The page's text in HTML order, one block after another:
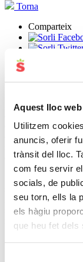
Aquest lloc
Utilitzem
anuncis, oferir
trànsit del lloc.
com feu servir
socials, de
seu torn, ells la
els hàgiu
que heu fet dels
Torna
Comparteix
Pastís de pasta
Dilluns passat vam
avui et porten una
de fruita són molt
emprem les fruites
seu sabor i textura
diferents tipus de
La pasta de full pots
simplificar la
no els hi vols treure
sense pinyol,
motlle de cassoleta
Que necessites